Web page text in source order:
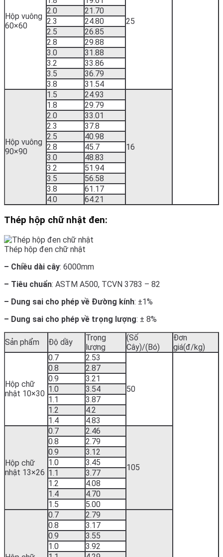
Hộp vuông
60×60
25
2.0
21.70
2.3
24.80
2.5
26.85
2.8
29.88
3.0
31.88
3.2
33.86
3.5
36.79
3.8
31.54
Hộp vuông
90×90
1.5 24.93
16
1.8
29.79
2.0
33.01
2.3
37.8
2.5
40.98
2.8
45.7
3.0
48.83
3.2
51.94
3.5
56.58
3.8
61.17
4.0
64.21
Thép hộp chữ nhật đen:
Thép hộp đen chữ nhật
– Chiều dài cây: 6000mm
– Tiêu chuẩn: ASTM A500, TCVN 3783 – 82
– Dung sai cho phép về Đường kính: ±1%
– Dung sai cho phép về trọng lượng: ± 8%
Sản phẩm Độ dầy
Trọng
lượng
(Số
Cây)/(Bó)
Đơn
giá(đ/kg)
Hộp chữ
nhật 10×30
0.7 2.53
50
0.8
2.87
0.9
3.21
1.0
3.54
1.1
3.87
1.2
4.2
1.4
4.83
Hộp chữ
nhật 13×26
0.7 2.46
105
0.8
2.79
0.9
3.12
1.0
3.45
1.1
3.77
1.2
4.08
1.4
4.70
1.5
5.00
0.7 2.79
0.8
3.17
0.9
3.55
1.0
3.92